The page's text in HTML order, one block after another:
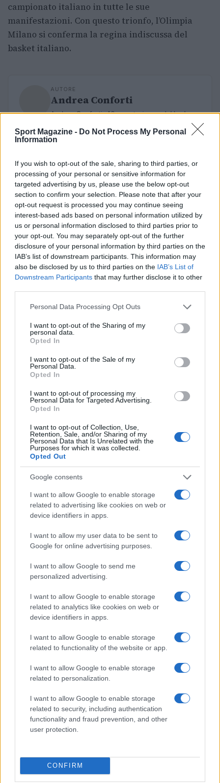
Sport Magazine - Do Not Process My Personal
Information
If you wish to opt-out of the sale, sharing to third parties, or
processing of your personal or sensitive information for
targeted advertising by us, please use the below opt-out
section to confirm your selection. Please note that after your
opt-out request is processed you may continue seeing
interest-based ads based on personal information utilized by
us or personal information disclosed to third parties prior to
your opt-out. You may separately opt-out of the further
disclosure of your personal information by third parties on the
IAB’s list of downstream participants. This information may
also be disclosed by us to third parties on the IAB’s List of
Downstream Participants that may further disclose it to other
Please note that this website/app uses one or more Google
not limited to your visit or usage behaviour. You may click to
grant or deny consent to Google and its third-party tags to
use your data for below specified purposes in below Google
consent section.
Personal Data Processing Opt Outs
I want to opt-out of the Sharing of my
personal data.
Opted In
I want to opt-out of the Sale of my
Personal Data.
Opted In
I want to opt-out of processing my
Personal Data for Targeted Advertising.
Opted In
I want to opt-out of Collection, Use,
Retention, Sale, and/or Sharing of my
Personal Data that Is Unrelated with the
Purposes for which it was collected.
Opted Out
Google consents
I want to allow Google to enable storage
related to advertising like cookies on web or
device identifiers in apps.
I want to allow my user data to be sent to
Google for online advertising purposes.
I want to allow Google to send me
personalized advertising.
I want to allow Google to enable storage
related to analytics like cookies on web or
device identifiers in apps.
I want to allow Google to enable storage
related to functionality of the website or app.
I want to allow Google to enable storage
related to personalization.
I want to allow Google to enable storage
related to security, including authentication
functionality and fraud prevention, and other
user protection.
CONFIRM
campionato italiano in tutte le sue
manifestazioni. Con questo trionfo, l’Olimpia
Milano si conferma la regina indiscussa del
basket italiano.
AUTORE
Andrea Conforti
Andrea Conforti, 46enne torinese dal look
trasforma dati e clip in racconti social. Ricorda
quando annotò la rimonta al box stampa dello
quell'appunto nacque la sua linea editoriale,
che propugna spiegazioni visive per il tifoso
critico. Dettaglio unico: una stagione
allenatore under15 al Chieri e ciclista urbano.
Continua a leggere
BASKET
NBA Europe: l’impatto economico e gli investitori per
Roma e Milano
Ilaria Mauri · 9 Ago 2026